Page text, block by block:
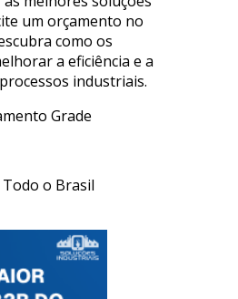
um orçamento no
como os
a eficiência e a
industriais.
o Brasil